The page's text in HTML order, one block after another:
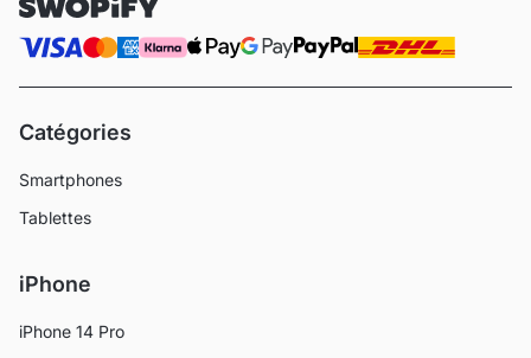
Catégories
Smartphones
Tablettes
iPhone
iPhone 14 Pro